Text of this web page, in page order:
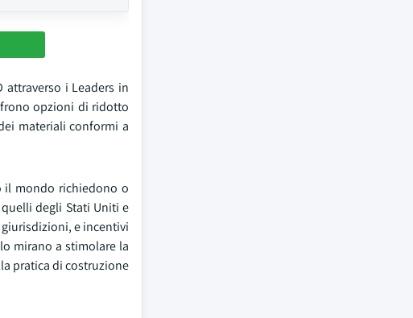
i Leaders in
opzioni di ridotto
materiali conformi a
il mondo richiedono o
degli Stati Uniti e
e incentivi
mirano a stimolare la
pratica di costruzione